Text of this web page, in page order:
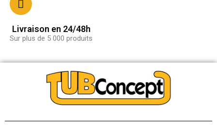
Livraison en 24/48h
Sur plus de 5 000 produits